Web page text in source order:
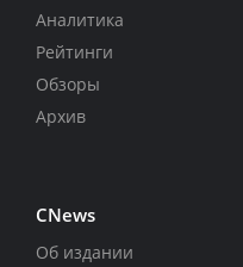
Аналитика
Рейтинги
Обзоры
Архив
CNews
Об издании